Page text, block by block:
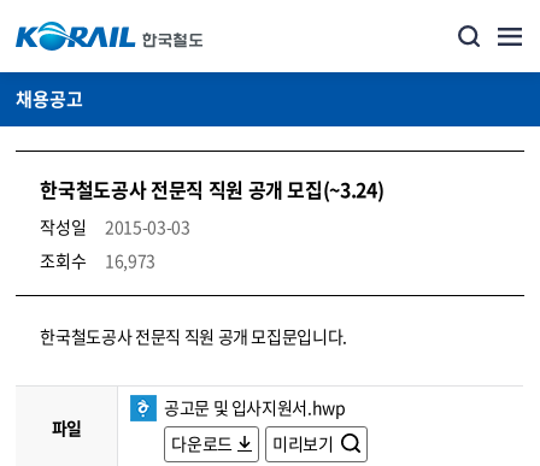
채용공고
한국철도공사 전문직 직원 공개 모집(~3.24)
작성일
2015-03-03
조회수
16,973
코레일소개_경영공시_채용공고 상세보기 – 내용, 파일, 담당자 연락처로 구성
한국철도공사 전문직 직원 공개 모집문입니다.
파일
공고문 및 입사지원서.hwp
다운로드
미리보기